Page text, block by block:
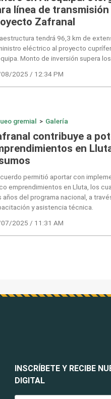
línea de
Zafranal
tendrá 96,3 km de
eléctrico al proyecto
Monto de inversión supera
2025 / 12:34 PM
gremial > Galería
contribuye a
en
permitió aportar con
emprendimientos en Lluta, los
años del programa nacional, a
y asistencia técnica.
2025 / 11:31 AM
INSCRÍBETE Y RECIBE
DIGITAL